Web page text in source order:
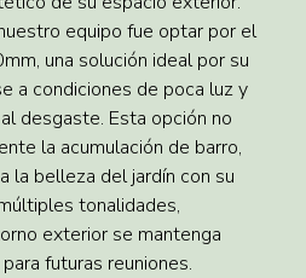
equipo fue optar por el
una solución ideal por su
a condiciones de poca luz y
desgaste. Esta opción no
la acumulación de barro,
la belleza del jardín con su
tonalidades,
exterior se mantenga
futuras reuniones.